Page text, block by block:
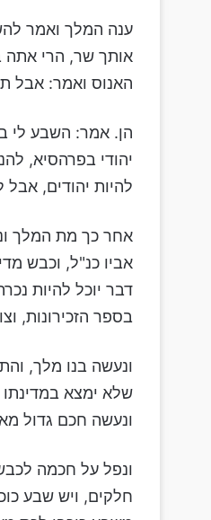
ענה המלך ואמר
אותך שר, הרי אתה
האנוס ואמר: אבל
הן. אמר: השבע לי
יהודי בפרהסיא,
להיות יהודים,
אחר כך מת המלך
אביו כנ"ל, וכבש
דבר יוכל להיות
בספר הזכירונות,
ונעשה בנו מלך,
שלא ימצא במדינתו
ונעשה חכם גדול
ונפל על חכמה
חלקים, ויש שבע